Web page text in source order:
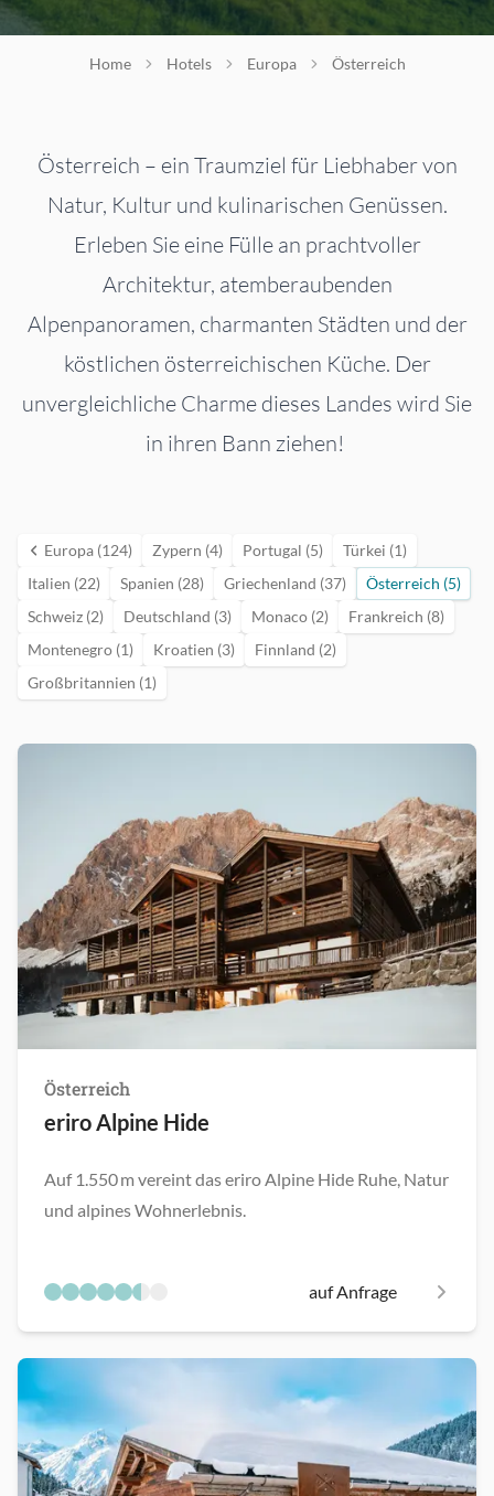
Home Hotels Europa Österreich
Österreich – ein Traumziel für Liebhaber von
Natur, Kultur und kulinarischen Genüssen.
Erleben Sie eine Fülle an prachtvoller
Architektur, atemberaubenden
Alpenpanoramen, charmanten Städten und der
köstlichen österreichischen Küche. Der
unvergleichliche Charme dieses Landes wird Sie
in ihren Bann ziehen!
Europa (124) Zypern (4) Portugal (5)
Türkei (1)
Italien (22)
Spanien (28) Griechenland (37)
Österreich (5)
Schweiz (2)
Deutschland (3) Monaco (2)
Frankreich (8)
Montenegro (1)
Kroatien (3)
Finnland (2)
Großbritannien (1)
Österreich
eriro Alpine Hide
Auf 1.550 m vereint das eriro Alpine Hide Ruhe, Natur
und alpines Wohnerlebnis.
auf Anfrage